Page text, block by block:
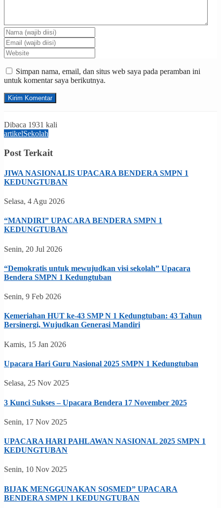
Simpan nama, email, dan situs web saya pada peramban ini
untuk komentar saya berikutnya.
Dibaca 1931 kali
artikelSekolah
Post Terkait
JIWA NASIONALIS UPACARA BENDERA SMPN 1
KEDUNGTUBAN
Selasa, 4 Agu 2026
“MANDIRI” UPACARA BENDERA SMPN 1
KEDUNGTUBAN
Senin, 20 Jul 2026
“Demokratis untuk mewujudkan visi sekolah” Upacara
Bendera SMPN 1 Kedungtuban
Senin, 9 Feb 2026
Kemeriahan HUT ke-43 SMP N 1 Kedungtuban: 43 Tahun
Bersinergi, Wujudkan Generasi Mandiri
Kamis, 15 Jan 2026
Upacara Hari Guru Nasional 2025 SMPN 1 Kedungtuban
Selasa, 25 Nov 2025
3 Kunci Sukses – Upacara Bendera 17 November 2025
Senin, 17 Nov 2025
UPACARA HARI PAHLAWAN NASIONAL 2025 SMPN 1
KEDUNGTUBAN
Senin, 10 Nov 2025
BIJAK MENGGUNAKAN SOSMED” UPACARA
BENDERA SMPN 1 KEDUNGTUBAN